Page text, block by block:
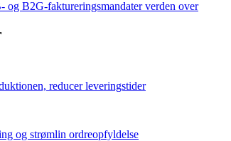
og B2G-faktureringsmandater verden over
reducer leveringstider
og strømlin ordreopfyldelse